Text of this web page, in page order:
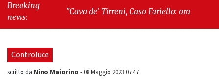
Breaking
news:
"Cava de' Tirreni, Caso Fariello: ora torniamo ai
Controluce
scritto da Nino Maiorino -08 Maggio 2023 07:47